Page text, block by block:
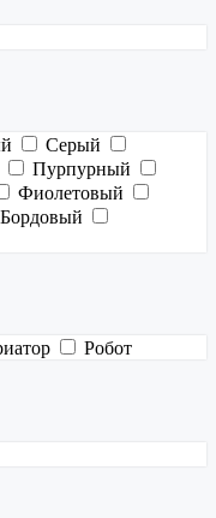
Серый
Пурпурный
Фиолетовый
Бордовый
Робот